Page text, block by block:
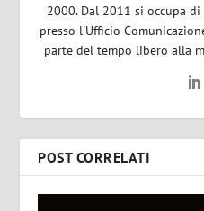
2000. Dal 2011 si occupa
presso l'Ufficio
parte del tempo libero alla
POST CORRELATI